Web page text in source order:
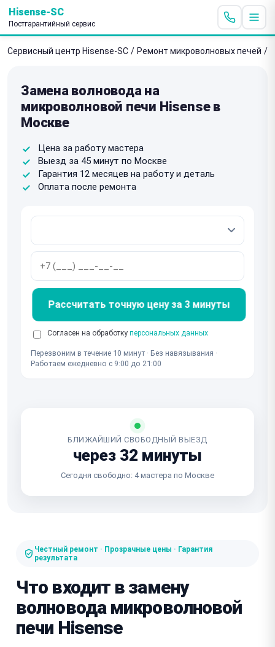
Hisense-SC
Постгарантийный сервис
Сервисный центр Hisense-SC / Ремонт микроволновых печей /
Замена волновода на
микроволновой печи Hisense в
Москве
Цена за работу мастера
Выезд за 45 минут по Москве
Гарантия 12 месяцев на работу и деталь
Оплата после ремонта
Рассчитать точную цену за 3 минуты
Согласен на обработку персональных данных
Перезвоним в течение 10 минут · Без навязывания ·
Работаем ежедневно с 9:00 до 21:00
БЛИЖАЙШИЙ СВОБОДНЫЙ ВЫЕЗД
через 32 минуты
Сегодня свободно: 4 мастера по Москве
Честный ремонт · Прозрачные цены · Гарантия
результата
Что входит в замену
волновода микроволновой
печи Hisense